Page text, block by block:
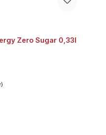
Zero Sugar 0,33l